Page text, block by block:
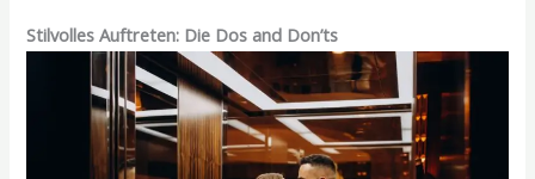
Stilvolles Auftreten: Die Dos and Don’ts